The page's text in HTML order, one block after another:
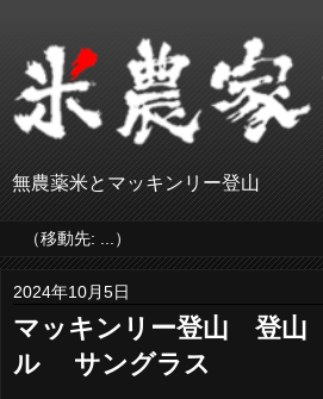
無農薬米とマッキンリー登山
2024年10月5日
マッキンリー登山 登
ル サングラス